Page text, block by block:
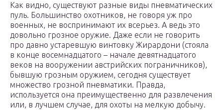
Как видно, существуют разные виды пневматических
пуль. Большинство охотников, не говоря уж про
военных, не воспринимают их всерьез. А ведь это
довольно грозное оружие. Даже если не говорить
про давно устаревшую винтовку Жирардони (стояла
в конце восемнадцатого – начале девятнадцатого
веков на вооружении австрийских пограничников),
бывшую грозным оружием, сегодня существует
множество грозной пневматики. Правда,
используется она преимущественно для развлечения
или, в лучшем случае, для охоты на мелкую добычу.